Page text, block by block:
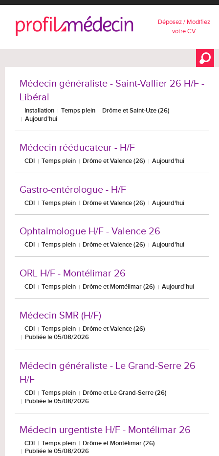
Déposez / Modifiez
votre CV
Médecin généraliste - Saint-Vallier 26 H/F -
Libéral
Installation Temps plein
Drôme et Saint-Uze (26)
Aujourd'hui
Médecin rééducateur - H/F
CDI Temps plein Drôme et Valence (26) Aujourd'hui
Gastro-entérologue - H/F
CDI Temps plein Drôme et Valence (26) Aujourd'hui
Ophtalmologue H/F - Valence 26
CDI Temps plein Drôme et Valence (26) Aujourd'hui
ORL H/F - Montélimar 26
CDI Temps plein Drôme et Montélimar (26) Aujourd'hui
Médecin SMR (H/F)
CDI Temps plein
Drôme et Valence (26)
Publiée le 05/08/2026
Médecin généraliste - Le Grand-Serre 26
H/F
CDI Temps plein
Drôme et Le Grand-Serre (26)
Publiée le 05/08/2026
Médecin urgentiste H/F - Montélimar 26
CDI Temps plein
Drôme et Montélimar (26)
Publiée le 05/08/2026